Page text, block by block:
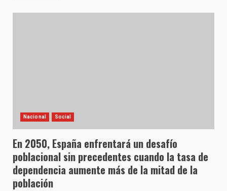
Nacional Social
En 2050, España enfrentará un desafío
poblacional sin precedentes cuando la tasa de
dependencia aumente más de la mitad de la
población